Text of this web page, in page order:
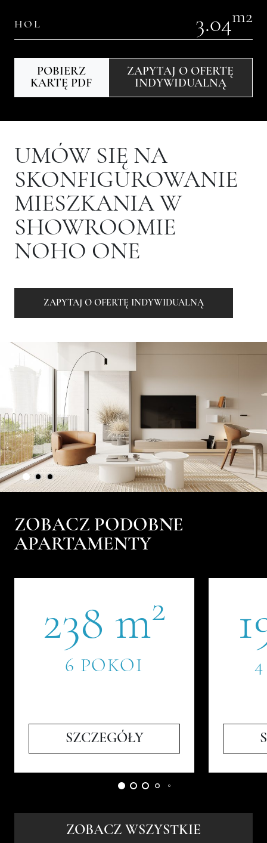
HOL 3.04m2
POBIERZ
KARTĘ PDF
ZAPYTAJ O OFERTĘ
INDYWIDUALNĄ
UMÓW SIĘ NA
SKONFIGUROWANIE
MIESZKANIA W
SHOWROOMIE
NOHO ONE
ZAPYTAJ O OFERTĘ INDYWIDUALNĄ
ZOBACZ PODOBNE
APARTAMENTY
238 m2
6 POKOI
SZCZEGÓŁY
ZOBACZ WSZYSTKIE